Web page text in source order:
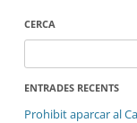
CERCA
ENTRADES RECENTS
Prohibit aparcar al